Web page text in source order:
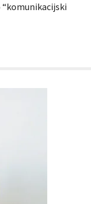
“komunikacijski